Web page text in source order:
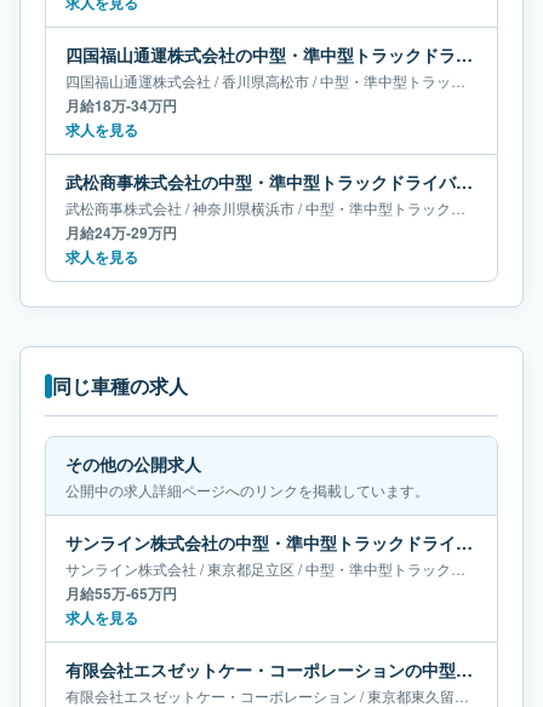
四国福山通運株式会社の中型・準中型トラックドライバー求人｜香川県高松市｜月給18万-34万円
四国福山通運株式会社 /香川県高松市/中型・準中型トラックドライバー
月給18万-34万円
求人を見る
武松商事株式会社の中型・準中型トラックドライバー求人｜神奈川県横浜市｜月給24万-29万円
武松商事株式会社 /神奈川県横浜市/中型・準中型トラックドライバー
月給24万-29万円
求人を見る
同じ車種の求人
その他の公開求人
公開中の求人詳細ページへのリンクを掲載しています。
サンライン株式会社の中型・準中型トラックドライバー求人｜東京都足立区｜月給55万-65万円
サンライン株式会社 /東京都足立区 /中型・準中型トラックドライバー
月給55万-65万円
求人を見る
有限会社エスゼットケー・コーポレーションの中型・準中型トラックドライバー求人｜東京都東久留米市｜月給38万-63万円
有限会社エスゼットケー・コーポレーション /東京都東久留米市